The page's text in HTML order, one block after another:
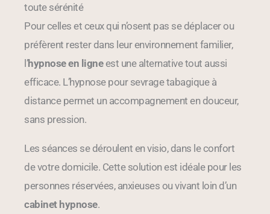
toute sérénité
Pour celles et ceux qui n’osent pas se déplacer ou
préfèrent rester dans leur environnement familier,
l’hypnose en ligneest une alternative tout aussi
efficace. L’hypnose pour sevrage tabagique à
distance permet un accompagnement en douceur,
sans pression.
Les séances se déroulent en visio, dans le confort
de votre domicile. Cette solution est idéale pour les
personnes réservées, anxieuses ou vivant loin d’un
cabinet hypnose.